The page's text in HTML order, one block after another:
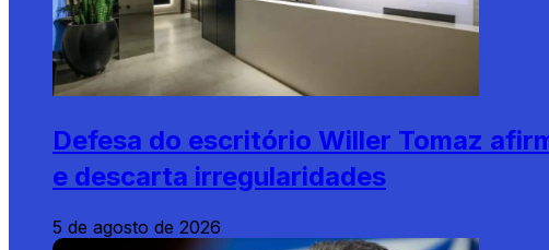
Defesa do escritório Willer Tomaz
e descarta irregularidades
5 de agosto de 2026